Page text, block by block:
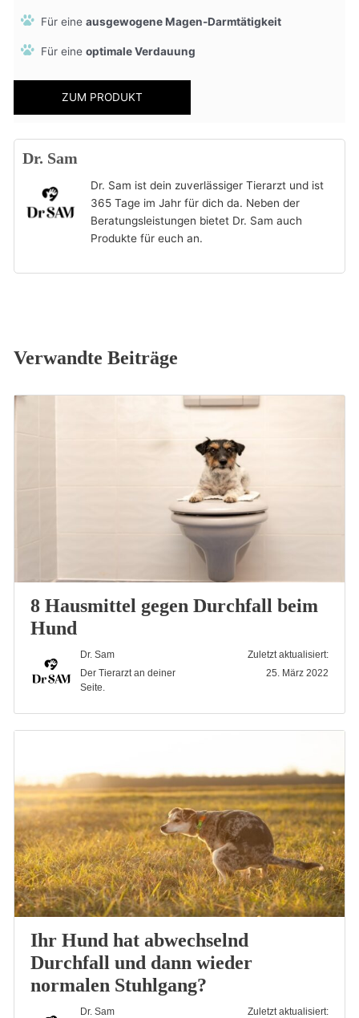
Für eineausgewogene Magen-Darmtätigkeit
Für eineoptimale Verdauung
ZUM PRODUKT
Dr. Sam
Dr. Sam ist dein zuverlässiger Tierarzt und ist
365 Tage im Jahr für dich da. Neben der
Beratungsleistungen bietet Dr. Sam auch
Produkte für euch an.
Verwandte Beiträge
8 Hausmittel gegen Durchfall beim
Hund
Dr. Sam
Der Tierarzt an deiner
Seite.
Zuletzt aktualisiert:
25. März 2022
Ihr Hund hat abwechselnd
Durchfall und dann wieder
normalen Stuhlgang?
Dr. Sam
Zuletzt aktualisiert: